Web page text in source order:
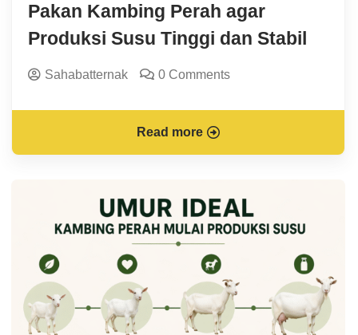
Pakan Kambing Perah agar
Produksi Susu Tinggi dan Stabil
Sahabatternak 0 Comments
Read more